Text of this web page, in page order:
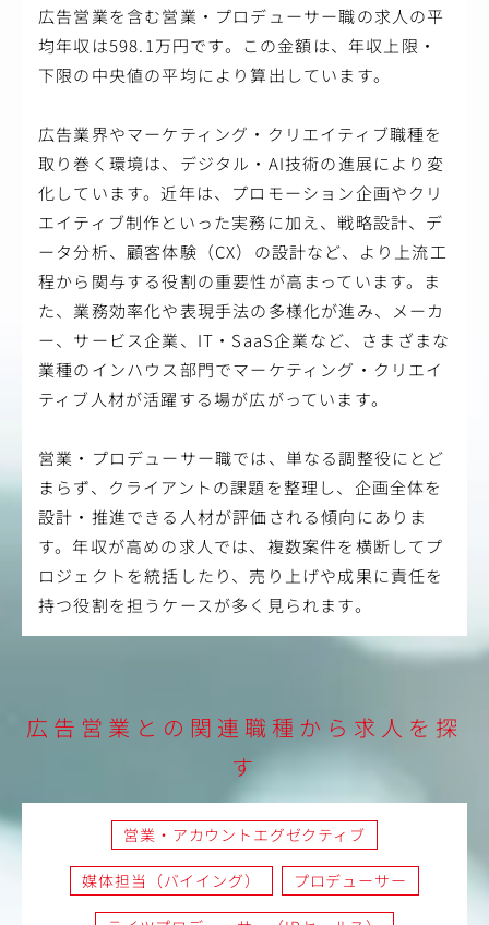
広告営業を含む営業・プロデューサー職の求人の平
均年収は598.1万円です。この金額は、年収上限・
下限の中央値の平均により算出しています。
広告業界やマーケティング・クリエイティブ職種を
取り巻く環境は、デジタル・AI技術の進展により変
化しています。近年は、プロモーション企画やクリ
エイティブ制作といった実務に加え、戦略設計、デ
ータ分析、顧客体験（CX）の設計など、より上流工
程から関与する役割の重要性が高まっています。ま
た、業務効率化や表現手法の多様化が進み、メーカ
ー、サービス企業、IT・SaaS企業など、さまざまな
業種のインハウス部門でマーケティング・クリエイ
ティブ人材が活躍する場が広がっています。
営業・プロデューサー職では、単なる調整役にとど
まらず、クライアントの課題を整理し、企画全体を
設計・推進できる人材が評価される傾向にありま
す。年収が高めの求人では、複数案件を横断してプ
ロジェクトを統括したり、売り上げや成果に責任を
持つ役割を担うケースが多く見られます。
広告営業との関連職種から求人を探
す
営業・アカウントエグゼクティブ
媒体担当（バイイング） プロデューサー